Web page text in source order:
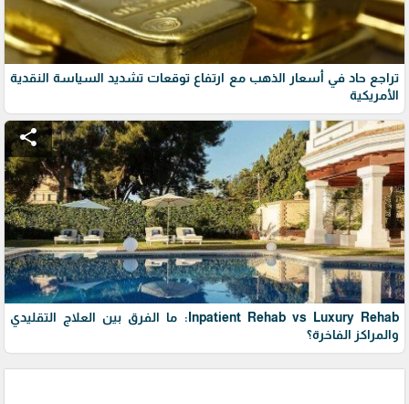
تراجع حاد في أسعار الذهب مع ارتفاع توقعات تشديد السياسة النقدية
الأمريكية
share
Inpatient Rehab vs Luxury Rehab: ما الفرق بين العلاج التقليدي
والمراكز الفاخرة؟